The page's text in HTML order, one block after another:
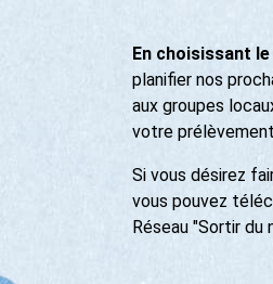
En choisissant
planifier nos
aux groupes
votre
Si vous désirez
vous pouvez
Réseau "Sortir du